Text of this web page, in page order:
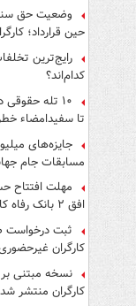
وضعیت حق
حین قرارداد؛
رایج‌ترین
کدام‌اند؟
۱۰ تله
تا سفیدامضاء
جایزه‌های
مسابقات جام
مهلت افتتاح
افق ۲ بانک رفاه کارگران تمدید شد
ثبت درخواست
کارگران
نسخه مبتنی بر
کارگران منتشر شد